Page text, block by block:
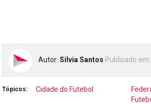
Autor:Silvia Santos Publicado em:
Tópicos: Cidade do Futebol